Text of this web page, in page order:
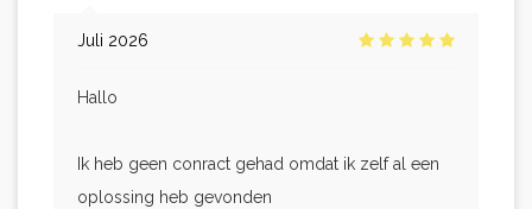
Juli 2026
Hallo
Ik heb geen conract gehad omdat ik zelf al een
oplossing heb gevonden